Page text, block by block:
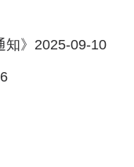
知》2025-09-10